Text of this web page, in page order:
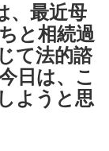
、最近母
と相続過
て法的諮
日は、こ
ようと思